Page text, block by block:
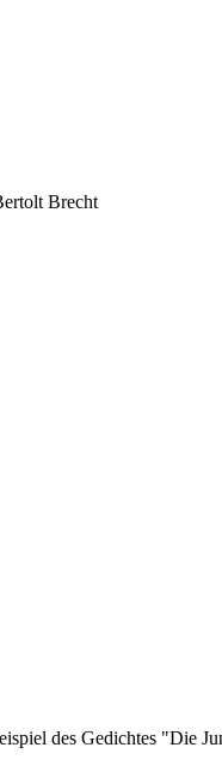
Brecht
des Gedichtes "Die